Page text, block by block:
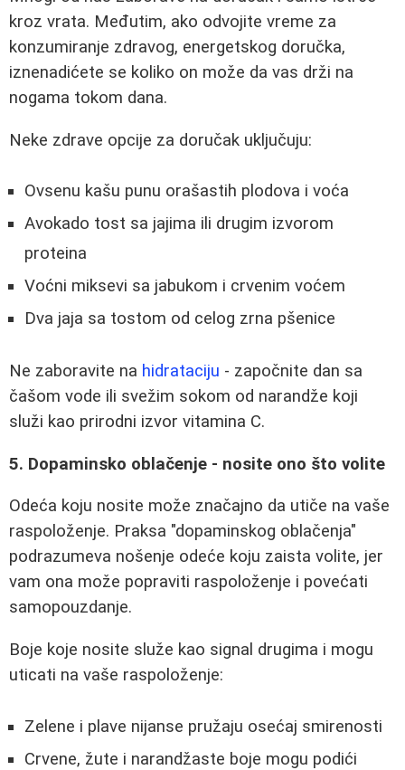
kroz vrata. Međutim, ako odvojite vreme za
konzumiranje zdravog, energetskog doručka,
iznenadićete se koliko on može da vas drži na
nogama tokom dana.
Neke zdrave opcije za doručak uključuju:
Ovsenu kašu punu orašastih plodova i voća
Avokado tost sa jajima ili drugim izvorom
proteina
Voćni miksevi sa jabukom i crvenim voćem
Dva jaja sa tostom od celog zrna pšenice
Ne zaboravite na hidrataciju - započnite dan sa
čašom vode ili svežim sokom od narandže koji
služi kao prirodni izvor vitamina C.
5. Dopaminsko oblačenje - nosite ono što volite
Odeća koju nosite može značajno da utiče na vaše
raspoloženje. Praksa "dopaminskog oblačenja"
podrazumeva nošenje odeće koju zaista volite, jer
vam ona može popraviti raspoloženje i povećati
samopouzdanje.
Boje koje nosite služe kao signal drugima i mogu
uticati na vaše raspoloženje:
Zelene i plave nijanse pružaju osećaj smirenosti
Crvene, žute i narandžaste boje mogu podići